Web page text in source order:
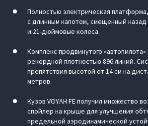
Полностью электрическая
с длинным капотом, смещенный назад
и 21-дюймовые колеса.
Комплекс продвинутого
рекордной плотностью 896 линий.
препятствия высотой от 14 см на
метров.
Кузов VOYAH FE получил множество
спойлер на крыше для улучшения
предельной аэродинамической